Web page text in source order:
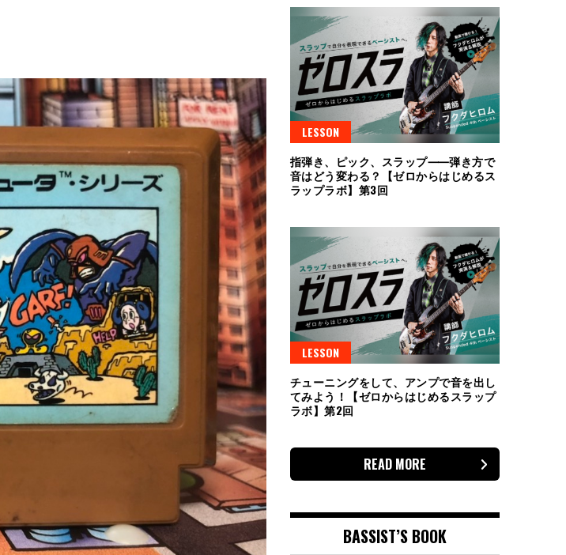
LESSON
指弾き、ピック、スラップ⸺弾き方で
音はどう変わる？【ゼロからはじめるス
ラップラボ】第3回
LESSON
チューニングをして、アンプで音を出し
てみよう！【ゼロからはじめるスラップ
ラボ】第2回
READ MORE
BASSIST’S BOOK